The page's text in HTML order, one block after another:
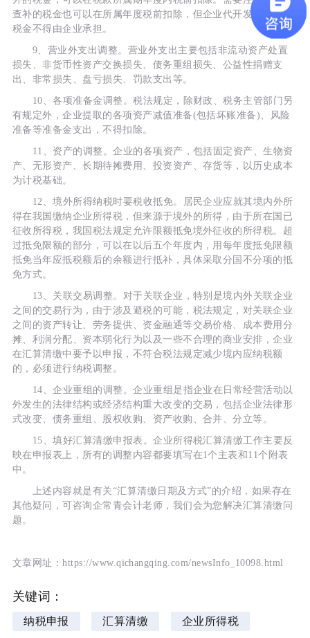
查补的税金也可以在所属年度税前扣除，但企业代开发票代缴的
税金不得由企业承担。
9、营业外支出调整。营业外支出主要包括非流动资产处置
损失、非货币性资产交换损失、债务重组损失、公益性捐赠支
出、非常损失、盘亏损失、罚款支出等。
10、各项准备金调整。税法规定，除财政、税务主管部门另
有规定外，企业提取的各项资产减值准备(包括坏账准备)、风险
准备等准备金支出，不得扣除。
11、资产的调整。企业的各项资产，包括固定资产、生物资
产、无形资产、长期待摊费用、投资资产、存货等，以历史成本
为计税基础。
12、境外所得纳税时要税收抵免。居民企业应就其境内外所
得在我国缴纳企业所得税，但来源于境外的所得，由于所在国已
征收所得税，我国税法规定允许限额抵免境外征收的所得税。超
过抵免限额的部分，可以在以后五个年度内，用每年度抵免限额
抵免当年应抵税额后的余额进行抵补，具体采取分国不分项的抵
免方式。
13、关联交易调整。对于关联企业，特别是境内外关联企业
之间的交易行为，由于涉及避税的可能，税法规定，对关联企业
之间的资产转让、劳务提供、资金融通等交易价格、成本费用分
摊、利润分配、资本弱化行为以及一些不合理的商业安排，企业
在汇算清缴中要予以申报，不符合税法规定减少境内应纳税额
的，必须进行纳税调整。
14、企业重组的调整。企业重组是指企业在日常经营活动以
外发生的法律结构或经济结构重大改变的交易，包括企业法律形
式改变、债务重组、股权收购、资产收购、合并、分立等。
15、填好汇算清缴申报表。企业所得税汇算清缴工作主要反
映在申报表上，所有的调整内容都要填写在1个主表和11个附表
中。
上述内容就是有关“汇算清缴日期及方式”的介绍，如果存在
其他疑问，可咨询企常青会计老师，我们会为您解决汇算清缴问
题。
文章网址：https://www.qichangqing.com/newsInfo_10098.html
关键词：
纳税申报 汇算清缴 企业所得税